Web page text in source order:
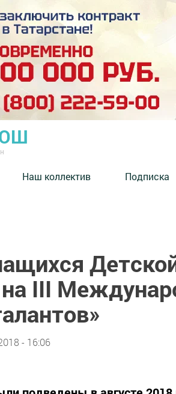
Наш коллектив Подписка
на III
- 16:06